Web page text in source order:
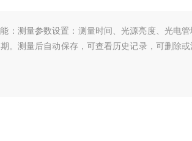
：测量参数设置：测量时间、光源亮度、光电
。测量后自动保存，可查看历史记录，可删除